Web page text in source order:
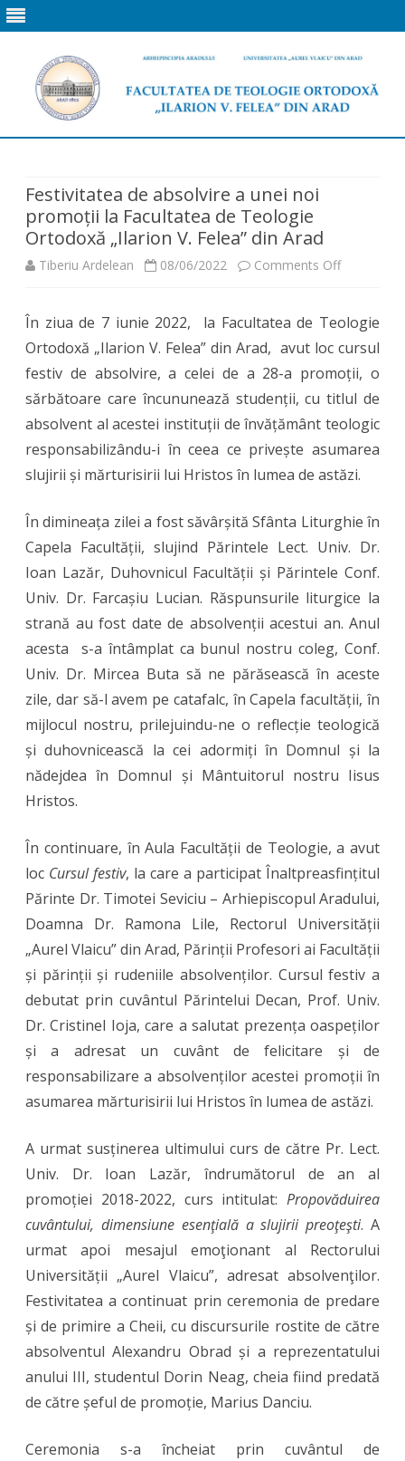
Festivitatea de absolvire a unei noi
promoții la Facultatea de Teologie
Ortodoxă „Ilarion V. Felea” din Arad
Tiberiu Ardelean 08/06/2022 Comments Offon
de
a
unei
noi
promoții
la
Facultatea
de
Ortodoxă
„Ilarion
V.
din
În ziua de 7 iunie 2022, la Facultatea de Teologie
Ortodoxă „Ilarion V. Felea” din Arad, avut loc cursul
festiv de absolvire, a celei de a 28-a promoții, o
sărbătoare care încununează studenții, cu titlul de
absolvent al acestei instituții de învățământ teologic
responsabilizându-i în ceea ce privește asumarea
slujirii și mărturisirii lui Hristos în lumea de astăzi.
În dimineața zilei a fost săvârșită Sfânta Liturghie în
Capela Facultății, slujind Părintele Lect. Univ. Dr.
Ioan Lazăr, Duhovnicul Facultății și Părintele Conf.
Univ. Dr. Farcașiu Lucian. Răspunsurile liturgice la
strană au fost date de absolvenții acestui an. Anul
acesta s-a întâmplat ca bunul nostru coleg, Conf.
Univ. Dr. Mircea Buta să ne părăsească în aceste
zile, dar să-l avem pe catafalc, în Capela facultății, în
mijlocul nostru, prilejuindu-ne o reflecție teologică
și duhovnicească la cei adormiți în Domnul și la
nădejdea în Domnul și Mântuitorul nostru Iisus
Hristos.
În continuare, în Aula Facultății de Teologie, a avut
loc Cursul festiv, la care a participat Înaltpreasfințitul
Părinte Dr. Timotei Seviciu – Arhiepiscopul Aradului,
Doamna Dr. Ramona Lile, Rectorul Universității
„Aurel Vlaicu” din Arad, Părinții Profesori ai Facultății
și părinții și rudeniile absolvenților. Cursul festiv a
debutat prin cuvântul Părintelui Decan, Prof. Univ.
Dr. Cristinel Ioja, care a salutat prezența oaspeților
și a adresat un cuvânt de felicitare și de
responsabilizare a absolvenților acestei promoții în
asumarea mărturisirii lui Hristos în lumea de astăzi.
A urmat susținerea ultimului curs de către Pr. Lect.
Univ. Dr. Ioan Lazăr, îndrumătorul de an al
promoției 2018-2022, curs intitulat: Propovăduirea
cuvântului, dimensiune esenţială a slujirii preoţeşti. A
urmat apoi mesajul emoţionant al Rectorului
Universității „Aurel Vlaicu”, adresat absolvenţilor.
Festivitatea a continuat prin ceremonia de predare
și de primire a Cheii, cu discursurile rostite de către
absolventul Alexandru Obrad și a reprezentatului
anului III, studentul Dorin Neag, cheia fiind predată
de către șeful de promoție, Marius Danciu.
Ceremonia s-a încheiat prin cuvântul de